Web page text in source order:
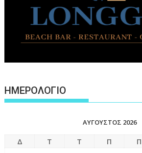
ΗΜΕΡΟΛΟΓΙΟ
ΑΎΓΟΥΣΤΟΣ 2026
Δ Τ Τ Π Π